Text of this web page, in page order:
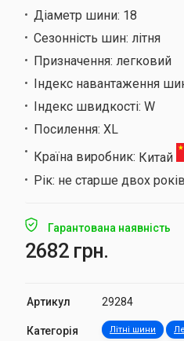
Діаметр шини: 18
Сезонність шин: літня
Призначення: легковий
Індекс навантаження
Індекс швидкості: W
Посилення: XL
Країна виробник: Китай
Рік: не старше двох років
Гарантована наявність
2682 грн.
Артикул 29284
Категорія Літні шини